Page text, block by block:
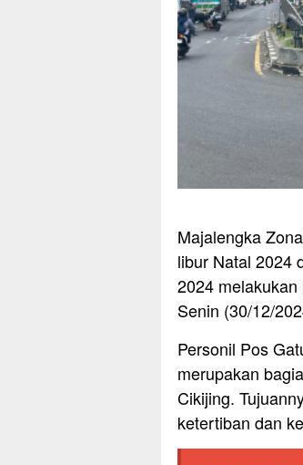
Majalengka
libur Natal 2024
2024
Senin (30/12/
Personil Pos
merupakan
Cikijing.
ketertiban dan